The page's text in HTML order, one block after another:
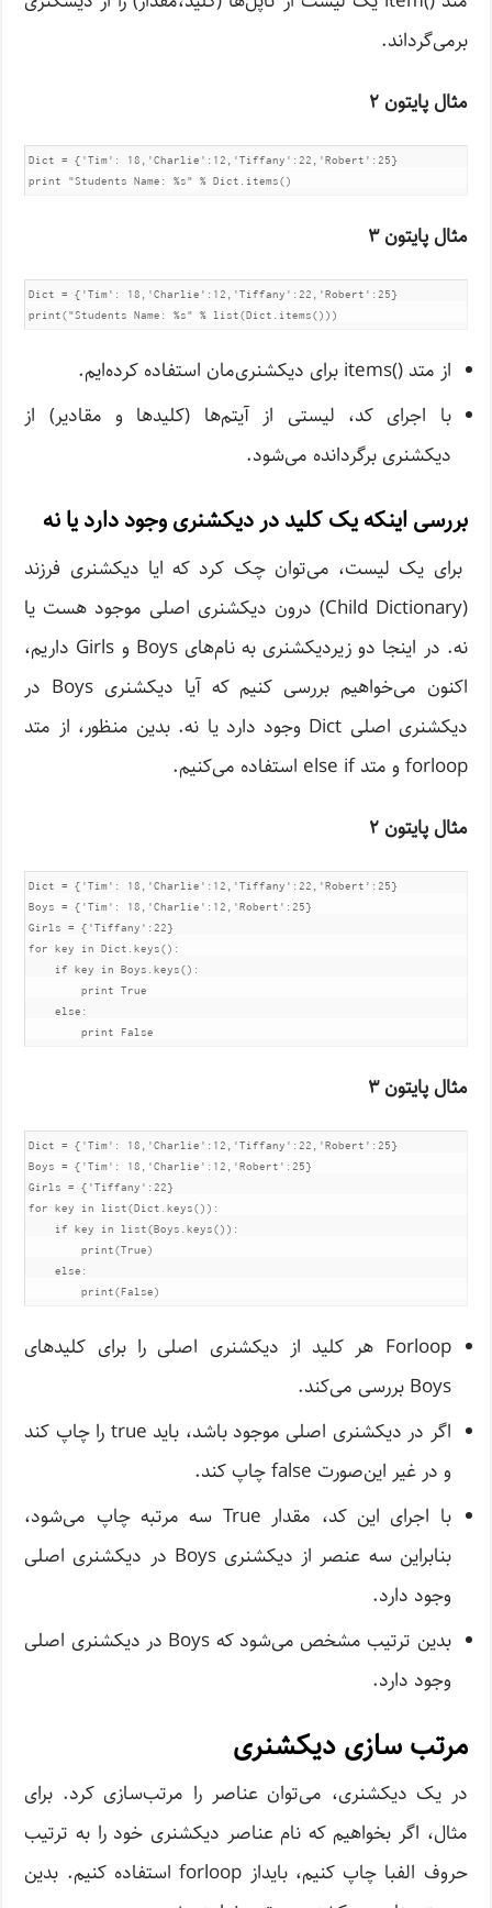
برمی‌گرداند.
مثال پایتون ۲
Dict = {'Tim': 18,'Charlie':12,'Tiffany':22,'Robert':25}
print "Students Name: %s" % Dict.items()
مثال پایتون ۳
Dict = {'Tim': 18,'Charlie':12,'Tiffany':22,'Robert':25}
print("Students Name: %s" % list(Dict.items()))
از متد ()items برای دیکشنری‌مان استفاده کرده‌ایم.
با اجرای کد، لیستی از آیتم‌ها (کلیدها و مقادیر) از
دیکشنری برگردانده می‌شود.
بررسی اینکه یک کلید در دیکشنری وجود دارد یا نه
برای یک لیست، می‌توان چک کرد که ایا دیکشنری فرزند
(Child Dictionary) درون دیکشنری اصلی موجود هست یا
نه. در اینجا دو زیردیکشنری به نام‌های Boys و Girls داریم،
اکنون می‌خواهیم بررسی کنیم که آیا دیکشنری Boys در
دیکشنری اصلی Dict وجود دارد یا نه. بدین منظور، از متد
forloop و متد else if استفاده می‌کنیم.
مثال پایتون ۲
Dict = {'Tim': 18,'Charlie':12,'Tiffany':22,'Robert':25}
Boys = {'Tim': 18,'Charlie':12,'Robert':25}
Girls = {'Tiffany':22}
for key in Dict.keys():
    if key in Boys.keys():
        print True
    else:
        print False
مثال پایتون ۳
Dict = {'Tim': 18,'Charlie':12,'Tiffany':22,'Robert':25}
Boys = {'Tim': 18,'Charlie':12,'Robert':25}
Girls = {'Tiffany':22}
for key in list(Dict.keys()):
    if key in list(Boys.keys()):
        print(True)
    else:
        print(False)
Forloop هر کلید از دیکشنری اصلی را برای کلیدهای
Boys بررسی می‌کند.
اگر در دیکشنری اصلی موجود باشد، باید true را چاپ کند
و در غیر این‌صورت false چاپ کند.
با اجرای این کد، مقدار True سه مرتبه چاپ می‌شود،
بنابراین سه عنصر از دیکشنری Boys در دیکشنری اصلی
وجود دارد.
بدین ترتیب مشخص می‌شود که Boys در دیکشنری اصلی
وجود دارد.
مرتب سازی دیکشنری
در یک دیکشنری، می‌توان عناصر را مرتب‌سازی کرد. برای
مثال، اگر بخواهیم که نام عناصر دیکشنری خود را به ترتیب
حروف الفبا چاپ کنیم، بایداز forloop استفاده کنیم. بدین